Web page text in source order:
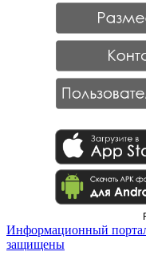
Информационный
защищены